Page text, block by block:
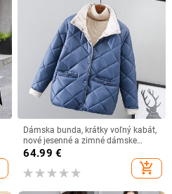
Dámska bunda, krátky voľný kabát,
nové jesenné a zimné dámske
vrchné oblečenie, ležérne ľahké
64.99 €
add_shopping_cart